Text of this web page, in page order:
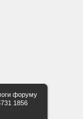
форуму
1856